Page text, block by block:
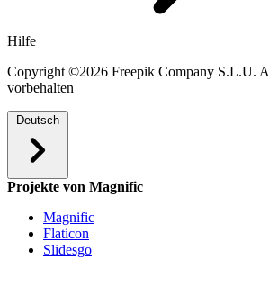
Hilfe
Copyright ©2026 Freepik Company S.L.U.
vorbehalten
Deutsch
Projekte von Magnific
Magnific
Flaticon
Slidesgo